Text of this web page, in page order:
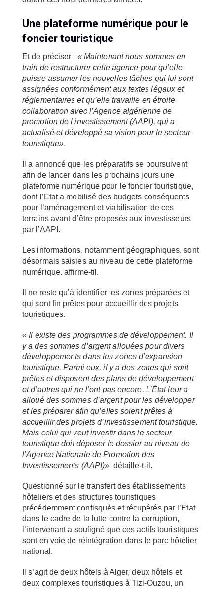
Une plateforme numérique pour le
foncier touristique
Et de préciser : « Maintenant nous sommes en
train de restructurer cette agence pour qu’elle
puisse assumer les nouvelles tâches qui lui sont
assignées conformément aux textes légaux et
réglementaires et qu’elle travaille en étroite
collaboration avec l’Agence algérienne de
promotion de l’investissement (AAPI), qui a
actualisé et développé sa vision pour le secteur
touristique».
Il a annoncé que les préparatifs se poursuivent
afin de lancer dans les prochains jours une
plateforme numérique pour le foncier touristique,
dont l’Etat a mobilisé des budgets conséquents
pour l’aménagement et viabilisation de ces
terrains avant d’être proposés aux investisseurs
par l’AAPI.
Les informations, notamment géographiques, sont
désormais saisies au niveau de cette plateforme
numérique, affirme-til.
Il ne reste qu’à identifier les zones préparées et
qui sont fin prêtes pour accueillir des projets
touristiques.
« Il existe des programmes de développement. Il
y a des sommes d’argent allouées pour divers
développements dans les zones d’expansion
touristique. Parmi eux, il y a des zones qui sont
prêtes et disposent des plans de développement
et d’autres qui ne l’ont pas encore. L’État leur a
alloué des sommes d’argent pour les développer
et les préparer afin qu’elles soient prêtes à
accueillir des projets d’investissement touristique.
Mais celui qui veut investir dans le secteur
touristique doit déposer le dossier au niveau de
l’Agence Nationale de Promotion des
Investissements (AAPI)», détaille-t-il.
Questionné sur le transfert des établissements
hôteliers et des structures touristiques
précédemment confisqués et récupérés par l’Etat
dans le cadre de la lutte contre la corruption,
l’intervenant a souligné que ces actifs touristiques
sont en voie de réintégration dans le parc hôtelier
national.
Il s’agit de deux hôtels à Alger, deux hôtels et
deux complexes touristiques à Tizi-Ouzou, un